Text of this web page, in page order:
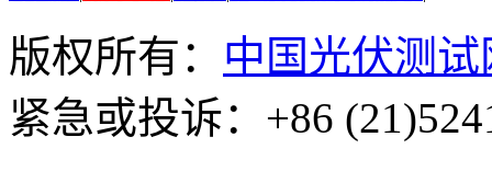
版权所有： 中国光伏测试
紧急或投诉：+86